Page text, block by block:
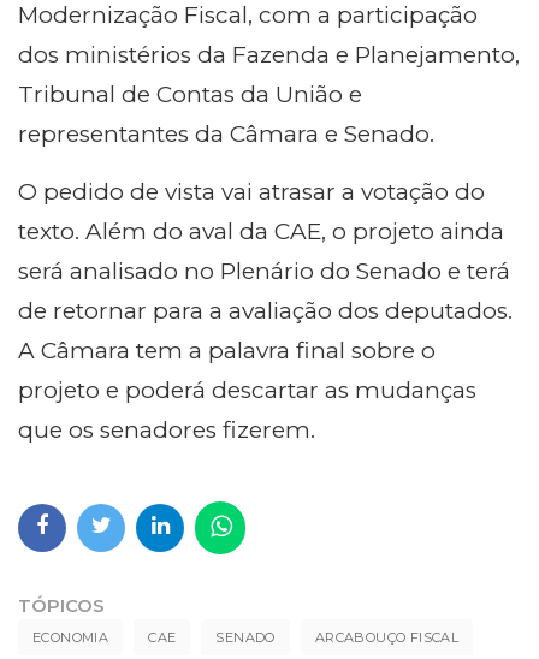
Modernização Fiscal, com a participação
dos ministérios da Fazenda e Planejamento,
Tribunal de Contas da União e
representantes da Câmara e Senado.
O pedido de vista vai atrasar a votação do
texto. Além do aval da CAE, o projeto ainda
será analisado no Plenário do Senado e terá
de retornar para a avaliação dos deputados.
A Câmara tem a palavra final sobre o
projeto e poderá descartar as mudanças
que os senadores fizerem.
TÓPICOS
ECONOMIA CAE SENADO ARCABOUÇO FISCAL